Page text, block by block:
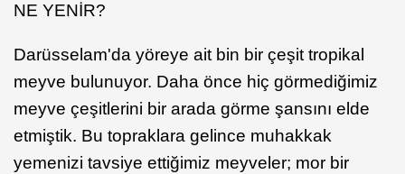
NE YENİR?
Darüsselam'da yöreye ait bin bir çeşit tropikal
meyve bulunuyor. Daha önce hiç görmediğimiz
meyve çeşitlerini bir arada görme şansını elde
etmiştik. Bu topraklara gelince muhakkak
yemenizi tavsiye ettiğimiz meyveler; mor bir